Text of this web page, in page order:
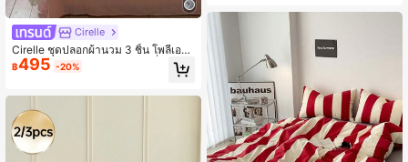
Cirelle
Cirelle ชุดปลอกผ้านวม 3 ชิ้น โพลีเอสเ
ตอร์ 100% สไตล์ Ins ลายเชอร์รี่สีชมพู
พร้อมขอบระบายฉลุประณีต 1 ปลอกผ้า
นุ่มและสบาย
฿495 -20%